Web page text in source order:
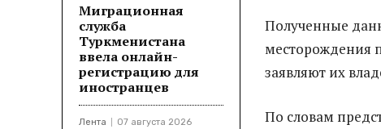
Миграционная
служба
Туркменистана
ввела онлайн-
регистрацию для
иностранцев
Лента 07 августа 2026
Полученные
месторождения
заявляют их
По словам